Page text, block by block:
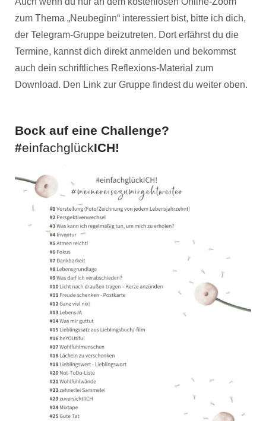
zum Thema „Neubeginn“ interessiert bist, bitte ich dich,
der Telegram-Gruppe beizutreten. Dort erfährst du die
Termine, kannst dich direkt anmelden und bekommst
auch dein schriftliches Reflexions-Material zum
Download. Den Link zur Gruppe findest du weiter oben.
Bock auf eine Challenge?
#einfachglückICH!